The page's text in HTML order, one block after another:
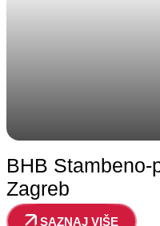
BHB Stambeno-
Zagreb
SAZNAJ VIŠE